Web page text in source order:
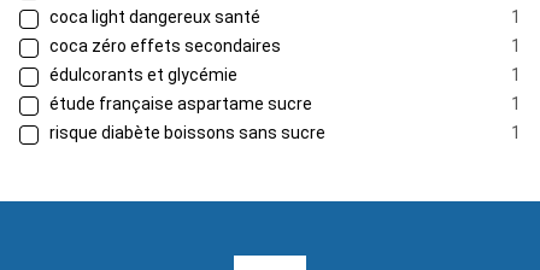
coca light dangereux santé
1
coca zéro effets secondaires
1
édulcorants et glycémie
1
étude française aspartame sucre
1
risque diabète boissons sans sucre
1